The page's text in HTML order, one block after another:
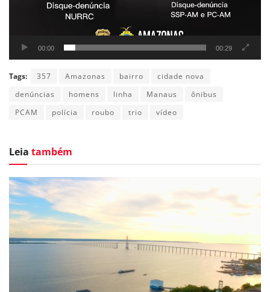
00:00 00:29
Tags: 357 Amazonas bairro
cidade nova
denúncias
homens linha Manaus
ônibus
PCAM
polícia roubo trio vídeo
Leia também